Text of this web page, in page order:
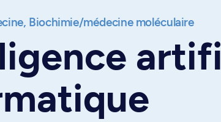
Biochimie/médecine moléculaire